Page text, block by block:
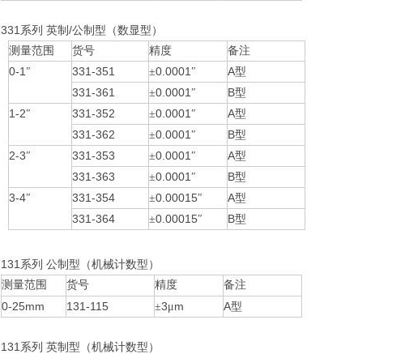
331 系列 英制 /公制型（数显型）
测量范围
货号 精度 备注
0-1 ″ 331-351 ±0.0001 ″ A型
331-361 ±0.0001 ″ B型
1-2″ 331-352 ±0.0001 ″ A型
331-362 ±0.0001 ″ B型
2-3″ 331-353 ±0.0001 ″ A型
331-363 ±0.0001 ″ B型
3-4″ 331-354 ±0.00015″ A型
331-364 ±0.00015″ B型
131 系列 公制型（机械计数型）
测量范围
货号 精度 备注
0-25mm 131-115 ±3μm A型
131 系列 英制型（机械计数型）